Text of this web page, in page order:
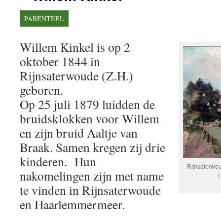
PARENTEEL
Willem Kinkel is op 2
oktober 1844 in
Rijnsaterwoude (Z.H.)
geboren.
Op 25 juli 1879 luidden de
bruidsklokken voor Willem
en zijn bruid Aaltje van
Braak. Samen kregen zij drie
kinderen. Hun
nakomelingen zijn met name
te vinden in Rijnsaterwoude
en Haarlemmermeer.